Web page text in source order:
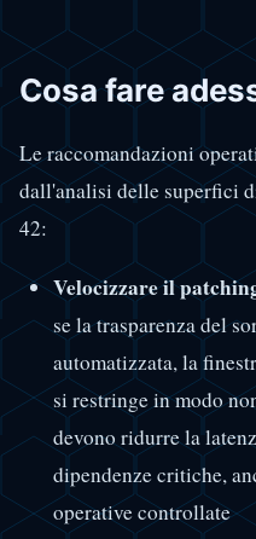
Cosa fare
Le raccomandazioni
dall'analisi delle superfici
42:
Velocizzare il
se la trasparenza del
automatizzata, la
si restringe in modo
devono ridurre la
dipendenze critiche,
operative controllate